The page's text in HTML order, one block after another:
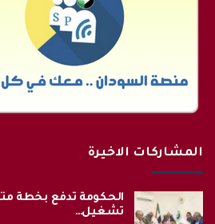
المشاركات الاخيرة
الحكومة تدفع بخطة
تشغيل…